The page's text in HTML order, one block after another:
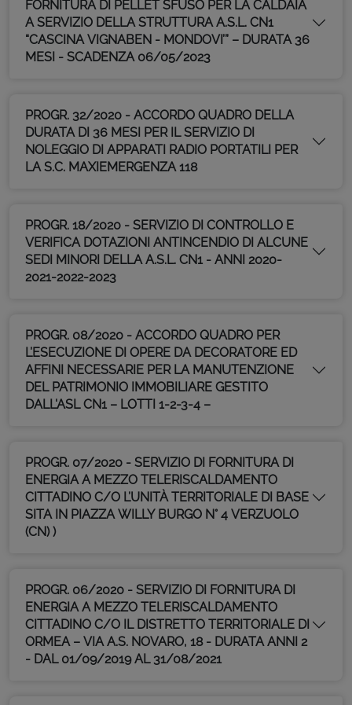
FORNITURA DI PELLET SFUSO PER LA CALDAIA
A SERVIZIO DELLA STRUTTURA A.S.L. CN1
“CASCINA VIGNABEN - MONDOVI’” – DURATA 36
MESI - SCADENZA 06/05/2023
PROGR. 32/2020 - ACCORDO QUADRO DELLA
DURATA DI 36 MESI PER IL SERVIZIO DI
NOLEGGIO DI APPARATI RADIO PORTATILI PER
LA S.C. MAXIEMERGENZA 118
PROGR. 18/2020 - SERVIZIO DI CONTROLLO E
VERIFICA DOTAZIONI ANTINCENDIO DI ALCUNE
SEDI MINORI DELLA A.S.L. CN1 - ANNI 2020-
2021-2022-2023
PROGR. 08/2020 - ACCORDO QUADRO PER
L’ESECUZIONE DI OPERE DA DECORATORE ED
AFFINI NECESSARIE PER LA MANUTENZIONE
DEL PATRIMONIO IMMOBILIARE GESTITO
DALL'ASL CN1 – LOTTI 1-2-3-4 –
PROGR. 07/2020 - SERVIZIO DI FORNITURA DI
ENERGIA A MEZZO TELERISCALDAMENTO
CITTADINO C/O L’UNITÀ TERRITORIALE DI BASE
SITA IN PIAZZA WILLY BURGO N° 4 VERZUOLO
(CN) )
PROGR. 06/2020 - SERVIZIO DI FORNITURA DI
ENERGIA A MEZZO TELERISCALDAMENTO
CITTADINO C/O IL DISTRETTO TERRITORIALE DI
ORMEA – VIA A.S. NOVARO, 18 - DURATA ANNI 2
- DAL 01/09/2019 AL 31/08/2021